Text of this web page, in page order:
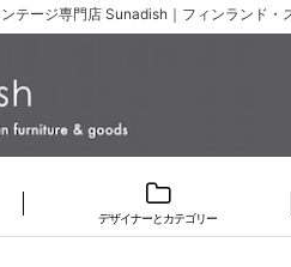
テージ専門店 Sunadish｜フィンランド
デザイナーとカテゴリー